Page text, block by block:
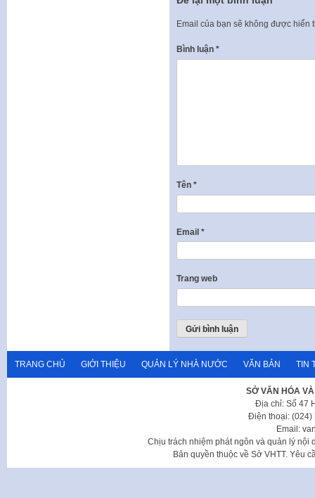
Email của bạn sẽ không được hiển
Bình luận *
Tên *
Email *
Trang web
TRANG CHỦ GIỚI THIỆU QUẢN LÝ NHÀ NƯỚC VĂN BẢN TIN
SỞ VĂN HÓA
Địa chỉ: Số 47
Điện thoại: (024)
Email:
Chịu trách nhiệm phát ngôn và quản lý nội
Bản quyền thuộc về Sở VHTT. Yêu